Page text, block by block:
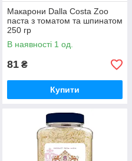
Макарони Dalla Costa Zoo
паста з томатом та шпинатом
250 гр
В наявності 1 од.
81 ₴
Купити